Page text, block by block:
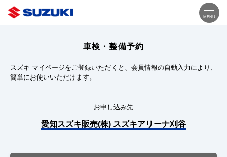
MENU
車検・整備予約
スズキ マイページをご登録いただくと、会員情報の自動入力により、
簡単にお使いいただけます。
お申し込み先
愛知スズキ販売(株) スズキアリーナ刈谷